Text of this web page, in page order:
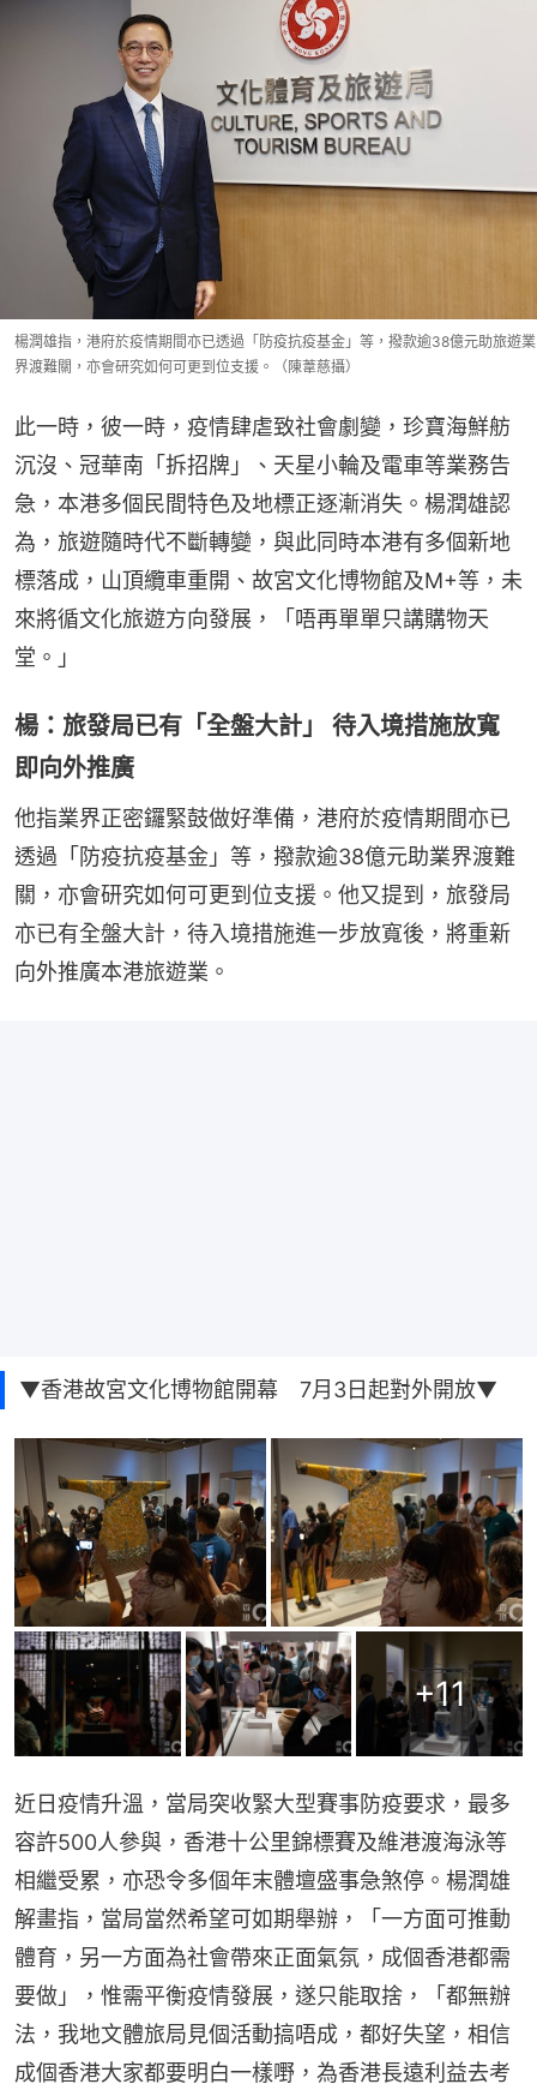
楊潤雄指，港府於疫情期間亦已透過「防疫抗疫基金」等，撥款逾38億元助旅遊業
界渡難關，亦會研究如何可更到位支援。（陳葦慈攝）
此一時，彼一時，疫情肆虐致社會劇變，珍寶海鮮舫
沉沒、冠華南「拆招牌」、天星小輪及電車等業務告
急，本港多個民間特色及地標正逐漸消失。楊潤雄認
為，旅遊隨時代不斷轉變，與此同時本港有多個新地
標落成，山頂纜車重開、故宮文化博物館及M+等，未
來將循文化旅遊方向發展，「唔再單單只講購物天
堂。」
楊：旅發局已有「全盤大計」 待入境措施放寬
即向外推廣
他指業界正密鑼緊鼓做好準備，港府於疫情期間亦已
透過「防疫抗疫基金」等，撥款逾38億元助業界渡難
關，亦會研究如何可更到位支援。他又提到，旅發局
亦已有全盤大計，待入境措施進一步放寬後，將重新
向外推廣本港旅遊業。
▼香港故宮文化博物館開幕 7月3日起對外開放▼
+11
近日疫情升溫，當局突收緊大型賽事防疫要求，最多
容許500人參與，香港十公里錦標賽及維港渡海泳等
相繼受累，亦恐令多個年末體壇盛事急煞停。楊潤雄
解畫指，當局當然希望可如期舉辦，「一方面可推動
體育，另一方面為社會帶來正面氣氛，成個香港都需
要做」，惟需平衡疫情發展，遂只能取捨，「都無辦
法，我地文體旅局見個活動搞唔成，都好失望，相信
成個香港大家都要明白一樣嘢，為香港長遠利益去考